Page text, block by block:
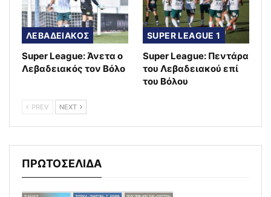
ΛΕΒΑΔΕΙΑΚΟΣ
Super League: Άνετα ο
Λεβαδειακός τον Βόλο
SUPER LEAGUE 1
Super League: Πεντάρα
του Λεβαδειακού επί
του Βόλου
PREV NEXT
ΠΡΩΤΟΣΕΛΙΔΑ